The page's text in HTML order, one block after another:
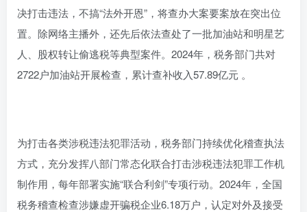
决打击违法，不搞“法外开恩”，将查办大案要案放在突出位
置。除网络主播外，还先后依法查处了一批加油站和明星艺
人、股权转让偷逃税等典型案件。2024年，税务部门共对
2722户加油站开展检查，累计查补收入57.89亿元 。
为打击各类涉税违法犯罪活动，税务部门持续优化稽查执法
方式，充分发挥八部门常态化联合打击涉税违法犯罪工作机
制作用，每年部署实施“联合利剑”专项行动。2024年，全国
税务稽查检查涉嫌虚开骗税企业6.18万户，认定对外及接受